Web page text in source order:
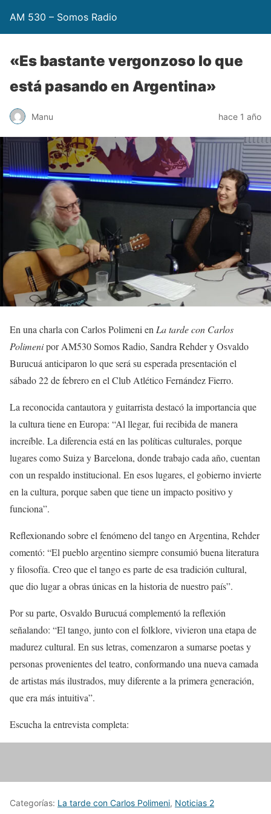
AM 530 – Somos Radio
«Es bastante vergonzoso lo que
está pasando en Argentina»
Manu hace 1 año
En una charla con Carlos Polimeni en La tarde con Carlos
Polimenipor AM530 Somos Radio, Sandra Rehder y Osvaldo
Burucuá anticiparon lo que será su esperada presentación el
sábado 22 de febrero en el Club Atlético Fernández Fierro.
La reconocida cantautora y guitarrista destacó la importancia que
la cultura tiene en Europa: “Al llegar, fui recibida de manera
increíble. La diferencia está en las políticas culturales, porque
lugares como Suiza y Barcelona, donde trabajo cada año, cuentan
con un respaldo institucional. En esos lugares, el gobierno invierte
en la cultura, porque saben que tiene un impacto positivo y
funciona”.
Reflexionando sobre el fenómeno del tango en Argentina, Rehder
comentó: “El pueblo argentino siempre consumió buena literatura
y filosofía. Creo que el tango es parte de esa tradición cultural,
que dio lugar a obras únicas en la historia de nuestro país”.
Por su parte, Osvaldo Burucuá complementó la reflexión
señalando: “El tango, junto con el folklore, vivieron una etapa de
madurez cultural. En sus letras, comenzaron a sumarse poetas y
personas provenientes del teatro, conformando una nueva camada
de artistas más ilustrados, muy diferente a la primera generación,
que era más intuitiva”.
Escucha la entrevista completa:
Categorías: La tarde con Carlos Polimeni, Noticias 2